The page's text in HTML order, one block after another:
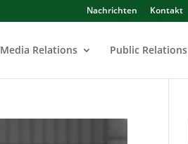
Nachrichten Kontakt
Media Relations Public Relations